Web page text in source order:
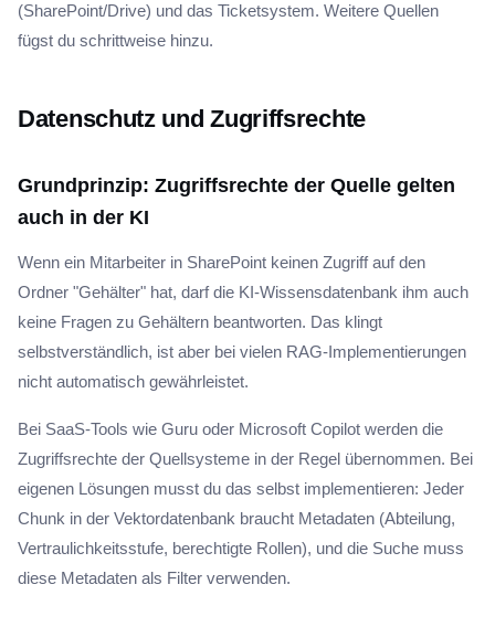
(SharePoint/Drive) und das Ticketsystem. Weitere Quellen
fügst du schrittweise hinzu.
Datenschutz und Zugriffsrechte
Grundprinzip: Zugriffsrechte der Quelle gelten
auch in der KI
Wenn ein Mitarbeiter in SharePoint keinen Zugriff auf den
Ordner "Gehälter" hat, darf die KI-Wissensdatenbank ihm auch
keine Fragen zu Gehältern beantworten. Das klingt
selbstverständlich, ist aber bei vielen RAG-Implementierungen
nicht automatisch gewährleistet.
Bei SaaS-Tools wie Guru oder Microsoft Copilot werden die
Zugriffsrechte der Quellsysteme in der Regel übernommen. Bei
eigenen Lösungen musst du das selbst implementieren: Jeder
Chunk in der Vektordatenbank braucht Metadaten (Abteilung,
Vertraulichkeitsstufe, berechtigte Rollen), und die Suche muss
diese Metadaten als Filter verwenden.